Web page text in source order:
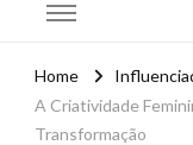
Home
A Criatividade
Transformação